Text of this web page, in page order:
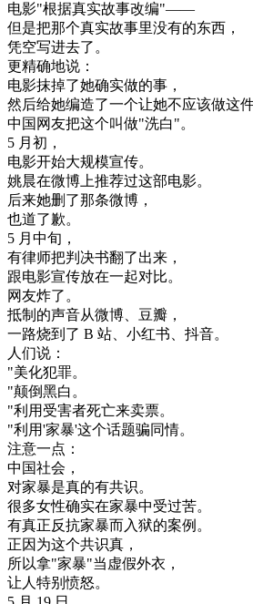
电影"根据真实故事改编"——
但是把那个真实故事里没有的东西 ，
凭空写进去了。
更精确地说 ：
电影抹掉了她确实做的事 ，
然后给她编造了一个让她不应该做这
中国 网友把这个叫做"洗白"。
5 月初 ，
电影开始大规模宣传。
姚晨在微博上推荐过这部电影。
后来她删 了那条微博 ，
也道了歉。
5 月 中旬 ，
有律师把判决书翻了出来 ，
跟电影宣传放在一起对比。
网友炸了。
抵制 的声音从微博、 豆瓣 ，
一路烧到了 B 站、 小红书、 抖音。
人们说 ：
"美化犯罪。
"颠倒黑白。
"利用 受害者死亡来卖票。
"利用'家暴'这个话题骗同情。
注意一点 ：
中国社会 ，
对家暴是真的有共识。
很多女性确实在家暴中受过苦。
有真正反抗家暴而入狱的案例 。
正因为这个共识真 ，
所以拿"家暴"当虚假外衣 ，
让人特别愤怒。